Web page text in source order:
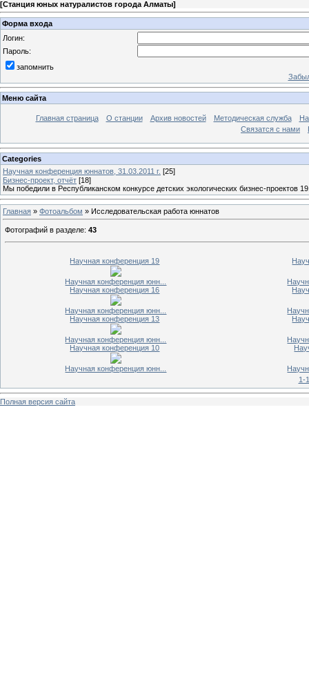
[Станция юных натуралистов города Алматы]
Форма входа
Логин:
Пароль:
запомнить
Меню сайта
Главная страница О станции Архив новостей Методическая служба
Связатся с нами
Categories
Научная конференция юннатов, 31.03.2011 г. [25]
Бизнес-проект, отчёт [18]
Мы победили в Республиканском конкурсе детских экологических бизнес-проектов
Главная » Фотоальбом » Исследовательская работа юннатов
Фотографий в разделе: 43
Научная конференция 19
Научная конференция юнн...
Научная конференция 16
Научная конференция юнн...
Научная конференция 13
Научная конференция юнн...
Научная конференция 10
Научная конференция юнн...
1-
Полная версия сайта